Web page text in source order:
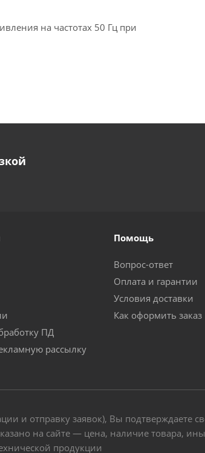
на частотах 50 Гц при
ПД
рассылку
Помощь
Вопрос-ответ
Оплата и гарантии
Условия доставки
Как оформить заказ
и отправку заявок), Вы подтверждаете
на сайте — цена, наличие товара,
продукции